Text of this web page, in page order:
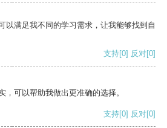
以满足我不同的学习需求，让我能够找到自
支持[0] 反对[0]
，可以帮助我做出更准确的选择。
支持[0] 反对[0]